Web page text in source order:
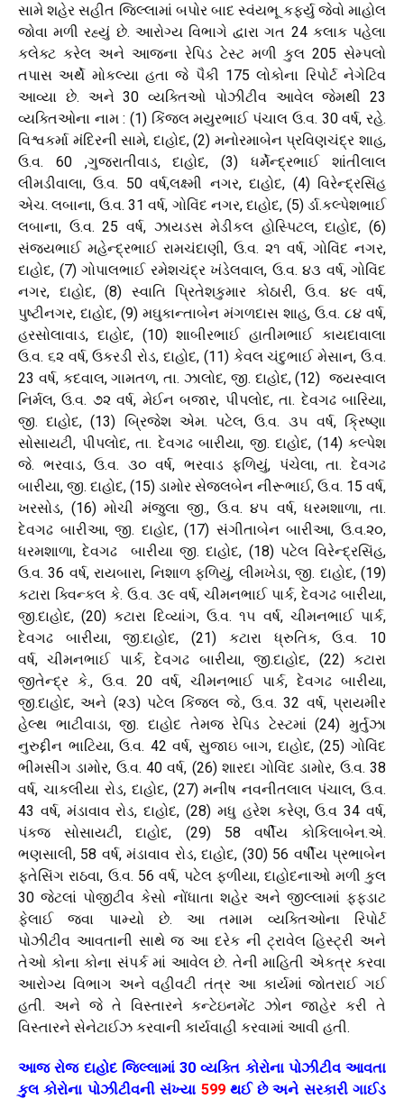
સામે શહેર સહીત જિલ્લામાં બપોર બાદ સ્વંયભૂ કર્ફ્યુ જેવો માહોલ
જોવા મળી રહ્યું છે. આરોગ્ય વિભાગે દ્વારા ગત 24 કલાક પહેલા
કલેક્ટ કરેલ અને આજના રેપિડ ટેસ્ટ મળી કુલ 205 સેમ્પલો
તપાસ અર્થે મોકલ્યા હતા જે પૈકી 175 લોકોના રિપોર્ટ નેગેટિવ
આવ્યા છે. અને 30 વ્યક્તિઓ પોઝીટીવ આવેલ જેમથી 23
વ્યક્તિઓના નામ : (1) કિંજલ મયુરભાઈ પંચાલ ઉ.વ. 30 વર્ષ, રહે.
વિશ્વકર્મા મંદિરની સામે, દાહોદ, (2) મનોરમાબેન પ્રવિણચંદ્ર શાહ,
ઉ.વ. 60 ,ગુજરાતીવાડ, દાહોદ, (3) ધર્મેન્દ્રભાઈ શાંતીલાલ
લીમડીવાલા, ઉ.વ. 50 વર્ષ,લક્ષ્મી નગર, દાહોદ, (4) વિરેન્દ્રસિંહ
એચ. લબાના, ઉ.વ. 31 વર્ષ, ગોવિંદ નગર, દાહોદ, (5) ર્ડા.કલ્પેશભાઈ
લબાના, ઉ.વ. 25 વર્ષ, ઝાયડસ મેડીકલ હોસ્પિટલ, દાહોદ, (6)
સંજયભાઈ મહેન્દ્રભાઈ રામચંદાણી, ઉ.વ. ૨૧ વર્ષ, ગોવિંદ નગર,
દાહોદ, (7) ગોપાલભાઈ રમેશચંદ્ર ખંડેલવાલ, ઉ.વ. ૪૩ વર્ષ, ગોવિંદ
નગર, દાહોદ, (8) સ્વાતિ પ્રિતેશકુમાર કોઠારી, ઉ.વ. ૪૯ વર્ષ,
પુષ્ટીનગર, દાહોદ, (9) મઘુકાન્તાબેન મંગળદાસ શાહ, ઉ.વ. ૮૪ વર્ષ,
હરસોલાવાડ, દાહોદ, (10) શાબીરભાઈ હાતીમભાઈ કાયદાવાલા
ઉ.વ. ૬૨ વર્ષ, ઉકરડી રોડ, દાહોદ, (11) કેવલ ચંદુભાઈ મેસાન, ઉ.વ.
23 વર્ષ, કદવાલ, ગામતળ, તા. ઝાલોદ, જી. દાહોદ, (12) જયસ્વાલ
નિર્મલ, ઉ.વ. ૭૨ વર્ષ, મેઈન બજાર, પીપલોદ, તા. દેવગઢ બારિયા,
જી. દાહોદ, (13) બ્રિજેશ એમ. પટેલ, ઉ.વ. ૩૫ વર્ષ, ક્રિષ્ણા
સોસાયટી, પીપલોદ, તા. દેવગઢ બારીયા, જી. દાહોદ, (14) કલ્પેશ
જે. ભરવાડ, ઉ.વ. ૩૦ વર્ષ, ભરવાડ ફળિયું, પંચેલા, તા. દેવગઢ
બારીયા, જી. દાહોદ, (15) ડામોર સેજલબેન નીરૂભાઈ, ઉ.વ. 15 વર્ષ,
ખરસોડ, (16) મોચી મંજુલા જી., ઉ.વ. ૪૫ વર્ષ, ધરમશાળા, તા.
દેવગઢ બારીઆ, જી. દાહોદ, (17) સંગીતાબેન બારીઆ, ઉ.વ.૨૦,
ધરમશાળા, દેવગઢ બારીયા જી. દાહોદ, (18) પટેલ વિરેન્દ્રસિંહ,
ઉ.વ. 36 વર્ષ, રાયબારા, નિશાળ ફળિયું, લીમખેડા, જી. દાહોદ, (19)
કટારા ક્વિન્કલ કે. ઉ.વ. ૩૯ વર્ષ, ચીમનભાઈ પાર્ક, દેવગઢ બારીયા,
જી.દાહોદ, (20) કટારા દિવ્યાંગ, ઉ.વ. ૧૫ વર્ષ, ચીમનભાઈ પાર્ક,
દેવગઢ બારીયા, જી.દાહોદ, (21) કટારા ધ્રુતિક, ઉ.વ. 10
વર્ષ, ચીમનભાઈ પાર્ક, દેવગઢ બારીયા, જી.દાહોદ, (22) કટારા
જીતેન્દ્ર કે., ઉ.વ. 20 વર્ષ, ચીમનભાઈ પાર્ક, દેવગઢ બારીયા,
જી.દાહોદ, અને (૨૩) પટેલ કિંજલ જે., ઉ.વ. 32 વર્ષ, પ્રાયમીર
હેલ્થ ભાટીવાડા, જી. દાહોદ તેમજ રેપિડ ટેસ્ટમાં (24) મુર્તુઝા
નુરુદ્દીન ભાટિયા, ઉ.વ. 42 વર્ષ, સુજાઇ બાગ, દાહોદ, (25) ગોવિંદ
ભીમસીંગ ડામોર, ઉ.વ. 40 વર્ષ, (26) શારદા ગોવિંદ ડામોર, ઉ.વ. 38
વર્ષ, ચાકલીયા રોડ, દાહોદ, (27) મનીષ નવનીતલાલ પંચાલ, ઉ.વ.
43 વર્ષ, મંડાવાવ રોડ, દાહોદ, (28) મધુ હરેશ કરેણ, ઉ.વ 34 વર્ષ,
પંકજ સોસાયટી, દાહોદ, (29) 58 વર્ષીય કોકિલાબેન.એ.
ભણસાલી, 58 વર્ષ, મંડાવાવ રોડ, દાહોદ, (30) 56 વર્ષીય પ્રભાબેન
ફતેસિંગ રાઠવા, ઉ.વ. 56 વર્ષ, પટેલ ફળીયા, દાહોદનાઓ મળી કુલ
30 જેટલાં પોજીટીવ કેસો નોંધાતા શહેર અને જીલ્લામાં ફફડાટ
ફેલાઈ જવા પામ્યો છે. આ તમામ વ્યક્તિઓના રિપોર્ટ
પોઝીટીવ આવતાની સાથે જ આ દરેક ની ટ્રાવેલ હિસ્ટ્રી અને
તેઓ કોના કોના સંપર્ક માં આવેલ છે. તેની માહિતી એકત્ર કરવા
આરોગ્ય વિભાગ અને વહીવટી તંત્ર આ કાર્યમાં જોતરાઈ ગઈ
હતી. અને જે તે વિસ્તારને કન્ટેઇનમેંટ ઝોન જાહેર કરી તે
વિસ્તારને સેનેટાઈઝ કરવાની કાર્યવાહી કરવામાં આવી હતી.
આજ રોજ દાહોદ જિલ્લામાં 30 વ્યક્તિ કોરોના પોઝીટીવ આવતા
કુલ કોરોના પોઝીટીવની સંખ્યા 599થઈ છે અને સરકારી ગાઈડ